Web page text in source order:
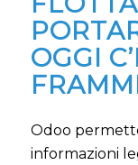
OGGI
Odoo
informazioni